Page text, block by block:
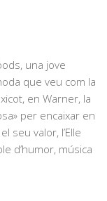
una jove
que veu com la
en Warner, la
per encaixar en
seu valor, l’Elle
d’humor, música